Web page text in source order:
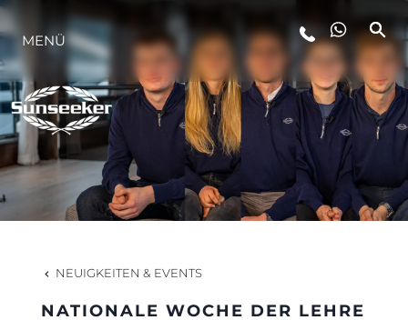
LIFESTYLE
INNOVATION
DIE FIRMA
DAS TEAM
MENÜ
NEUIGKEITEN & EVENTS
NATIONALE WOCHE DER LEHRE